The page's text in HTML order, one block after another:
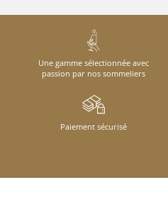
Une gamme sélectionnée avec
passion par nos sommeliers
Paiement sécurisé